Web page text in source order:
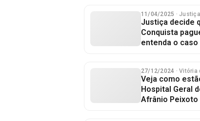
11/04/2025 · Justiça
Justiça decide
Conquista
entenda o caso
27/12/2024 ·
Veja como
Hospital Geral
Afrânio Peixoto